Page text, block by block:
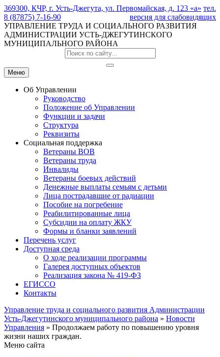
369300, КЧР, г. Усть-Джегута, ул. Первомайская, д. 123 «а» тел.
8 (87875) 7-16-90
версия для слабовидящих
УПРАВЛЕНИЕ ТРУДА И СОЦИАЛЬНОГО РАЗВИТИЯ
АДМИНИСТРАЦИИ УСТЬ-ДЖЕГУТИНСКОГО
МУНИЦИПАЛЬНОГО РАЙОНА
Меню
Об Управлении
Руководство
Положение об Управлении
Функции и задачи
Структура
Реквизиты
Социальная поддержка
Ветераны ВОВ
Ветераны труда
Инвалиды
Ветераны боевых действий
Денежные выплаты семьям с детьми
Лица пострадавшие от радиации
Пособие на погребение
Реабилитированные лица
Субсидии на оплату ЖКУ
Формы и бланки заявлений
Перечень услуг
Доступная среда
О ходе реализации программы
Галерея доступных объектов
Реализация закона № 419-ФЗ
ЕГИСCО
Контакты
Управление труда и социального развития Администрации
Усть-Джегутинского муниципального района » Новости
Управления » Продолжаем работу по повышению уровня
жизни наших граждан.
Меню сайта